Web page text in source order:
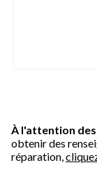
À l'attention
obtenir des
réparation,